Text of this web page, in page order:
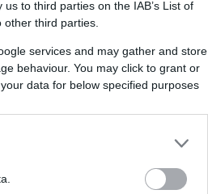
us to third parties on the IAB’s List of
third parties.
services and may gather and store
behaviour. You may click to grant or
data for below specified purposes
senki sem néz be
események).
mindenre ráírjuk, hogy
kezeli
fémdetektornak.